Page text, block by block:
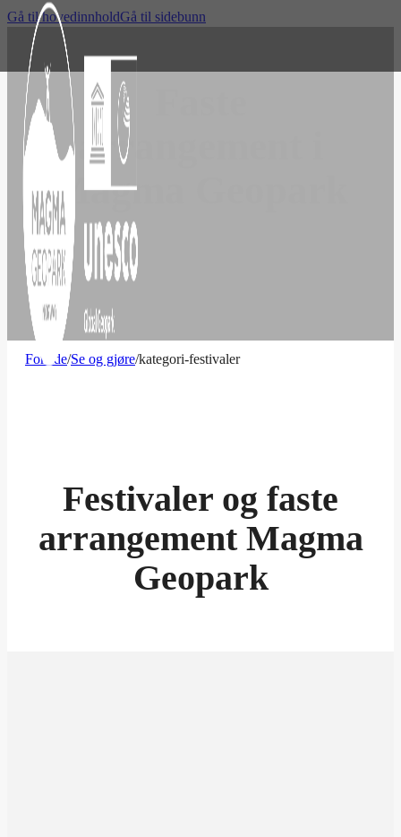
Gå til hovedinnholdGå til sidebunn
arrangement i
Magma Geopark
Forside/Se og gjøre/kategori-festivaler
Festivaler og faste
arrangement Magma
Geopark